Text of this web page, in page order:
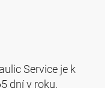
Service je k
dní v roku.